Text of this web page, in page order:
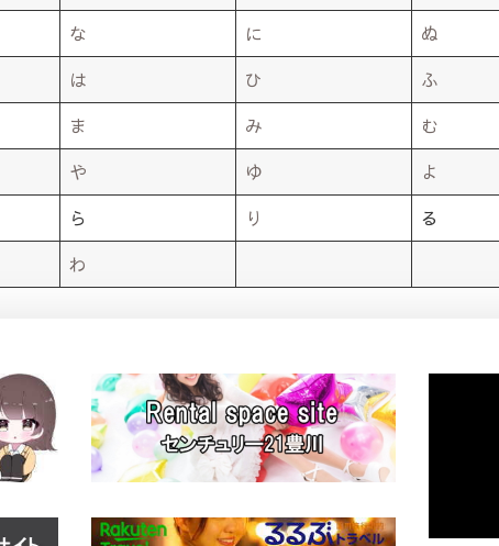
な に ぬ
は ひ ふ
ま み む
や ゆ
よ
ら り る
わ